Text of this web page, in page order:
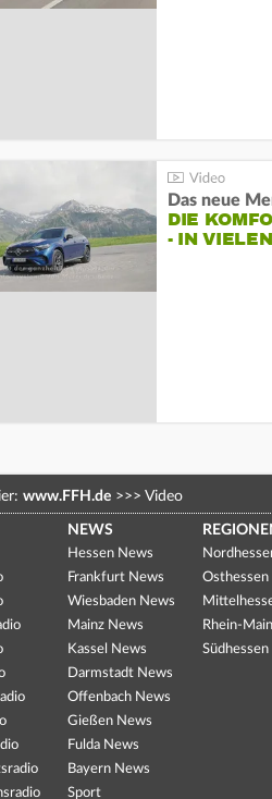
DIE
- IN
www.FFH.de >>> Video
NEWS
Hessen News
Frankfurt News
Wiesbaden News
Mainz News
Kassel News
Darmstadt News
Offenbach News
Gießen News
Fulda News
Bayern News
Sport
Osthessen
Rhein-